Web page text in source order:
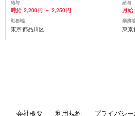
給与
時給 2,200円 ～ 2,250円
勤務地
東京都品川区
給与
月
勤務
東京
会社概要 利用規約 プライバシ